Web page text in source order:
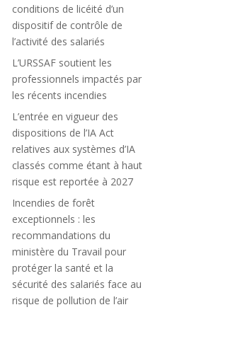
conditions de licéité d’un
dispositif de contrôle de
l’activité des salariés
L’URSSAF soutient les
professionnels impactés par
les récents incendies
L’entrée en vigueur des
dispositions de l’IA Act
relatives aux systèmes d’IA
classés comme étant à haut
risque est reportée à 2027
Incendies de forêt
exceptionnels : les
recommandations du
ministère du Travail pour
protéger la santé et la
sécurité des salariés face au
risque de pollution de l’air